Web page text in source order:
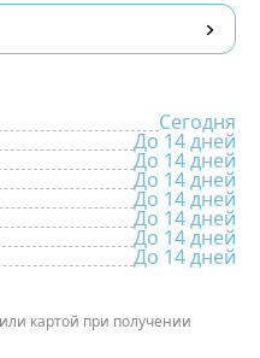
Сегодня
До 14 дней
До 14 дней
До 14 дней
До 14 дней
До 14 дней
До 14 дней
До 14 дней
картой при получении